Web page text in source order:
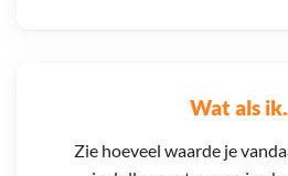
Wat als
Zie hoeveel waarde je